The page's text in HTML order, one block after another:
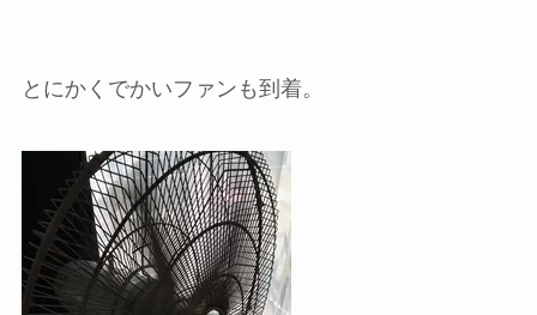
とにかくでかいファンも到着。